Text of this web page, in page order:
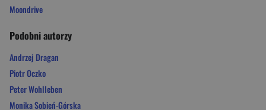
Moondrive
Podobni autorzy
Andrzej Dragan
Piotr Oczko
Peter Wohlleben
Monika Sobień-Górska